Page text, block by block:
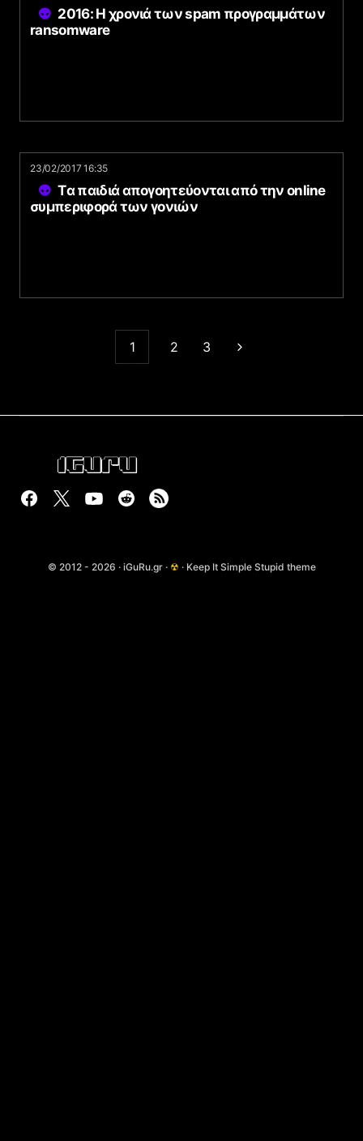
2016: H χρονιά των spam προγραμμάτων
ransomware
23/02/2017 16:35
Tα παιδιά απογοητεύονται από την online
συμπεριφορά των γονιών
1 2 3
© 2012 - 2026 · iGuRu.gr · ☢ · Keep It Simple Stupid theme